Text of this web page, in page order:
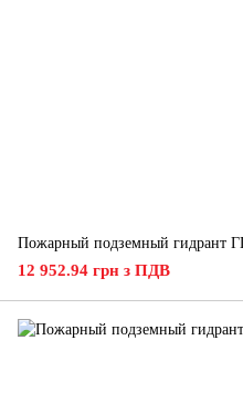
Пожарный подземный гидрант
12 952.94 грн з ПДВ